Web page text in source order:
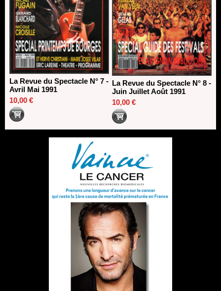
La Revue du Spectacle N° 7 -
Avril Mai 1991
10,00 €
La Revue du Spectacle N° 8 -
Juin Juillet Août 1991
10,00 €